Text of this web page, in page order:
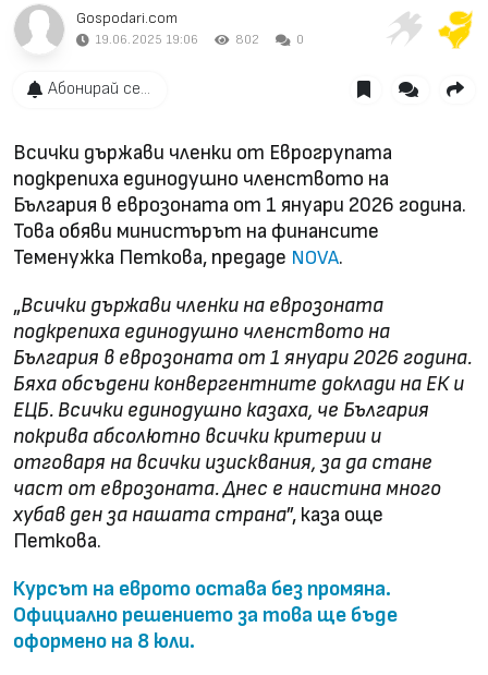
Gospodari.com
19.06.2025 19:06 802 0
Абонирай се...
Всички държави членки от Еврогрупата
подкрепиха единодушно членството на
България в еврозоната от 1 януари 2026 година.
Това обяви министърът на финансите
Теменужка Петкова, предаде NOVA.
„Всички държави членки на еврозоната
подкрепиха единодушно членството на
България в еврозоната от 1 януари 2026 година.
Бяха обсъдени конвергентните доклади на ЕК и
ЕЦБ. Всички единодушно казаха, че България
покрива абсолютно всички критерии и
отговаря на всички изисквания, за да стане
част от еврозоната. Днес е наистина много
хубав ден за нашата страна”, каза още
Петкова.
Курсът на еврото остава без промяна.
Официално решението за това ще бъде
оформено на 8 юли.